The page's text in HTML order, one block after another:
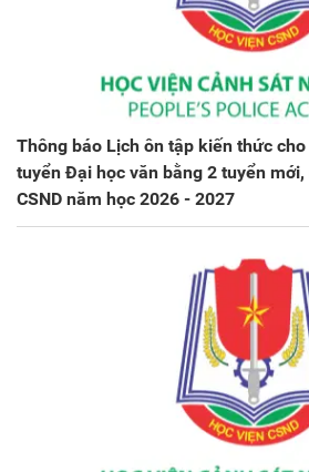
Thông báo Lịch ôn tập kiến thức
tuyển Đại học văn bằng 2 tuyển
CSND năm học 2026 - 2027